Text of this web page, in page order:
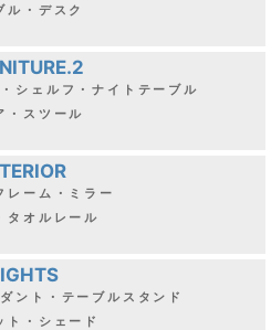
ル・デスク
シェルフ・ナイトテーブル
・スツール
レーム・ミラー
タオルレール
ント・テーブルスタンド
ト・シェード